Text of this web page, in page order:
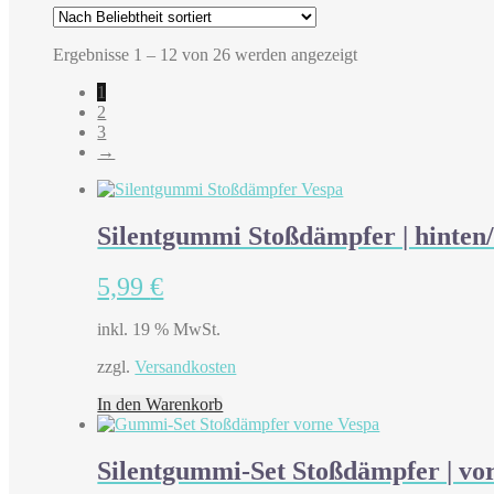
Ergebnisse 1 – 12 von 26 werden angezeigtNach
1
2
3
→
Silentgummi Stoßdämpfer |
5,99€
inkl. 19 % MwSt.
zzgl.Versandkosten
In den Warenkorb
Silentgummi-Set Stoßdämpfer |